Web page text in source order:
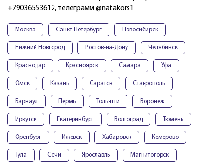
+79036553612, телеграмм @natakors1
Москва Санкт-Петербург Новосибирск
Нижний Новгород Ростов-на-Дону Челябинск
Краснодар Красноярск Самара Уфа
Омск Казань Саратов Ставрополь
Барнаул Пермь Тольятти Воронеж
Иркутск Екатеринбург Волгоград Тюмень
Оренбург Ижевск Хабаровск Кемерово
Тула Сочи Ярославль Магнитогорск